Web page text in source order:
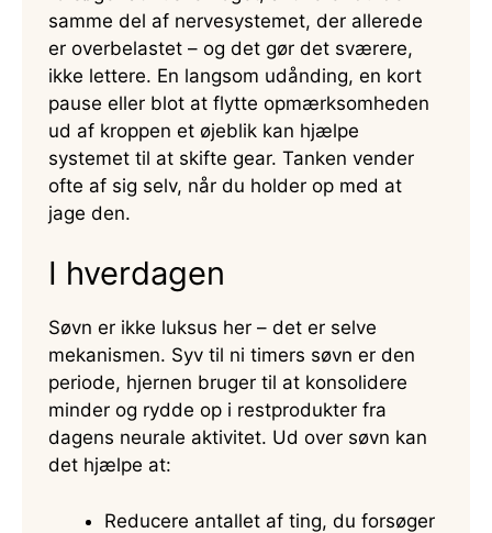
samme del af nervesystemet, der allerede
er overbelastet – og det gør det sværere,
ikke lettere. En langsom udånding, en kort
pause eller blot at flytte opmærksomheden
ud af kroppen et øjeblik kan hjælpe
systemet til at skifte gear. Tanken vender
ofte af sig selv, når du holder op med at
jage den.
I hverdagen
Søvn er ikke luksus her – det er selve
mekanismen. Syv til ni timers søvn er den
periode, hjernen bruger til at konsolidere
minder og rydde op i restprodukter fra
dagens neurale aktivitet. Ud over søvn kan
det hjælpe at:
Reducere antallet af ting, du forsøger